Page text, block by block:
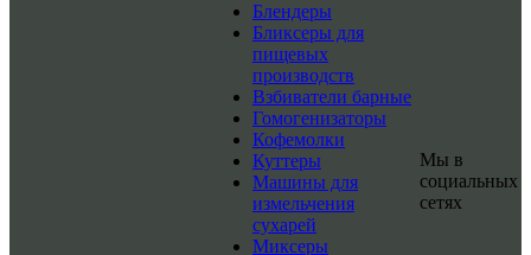
Блендеры
Бликсеры для
пищевых
производств
Взбиватели барные
Гомогенизаторы
Кофемолки
Куттеры
Машины для
измельчения
сухарей
Миксеры
Мы в
социальных
сетях